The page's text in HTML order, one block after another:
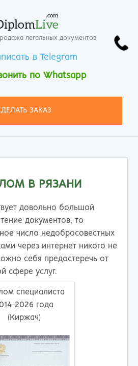
Live
.com
легальных документов
в Telegram
по Whatsapp
ЗАКАЗ
В РЯЗАНИ
довольно большой
документов, то
число недобросовестных
через интернет никого не
себя предостеречь от
сфере услуг.
специалиста
2026 года
(Киржач)